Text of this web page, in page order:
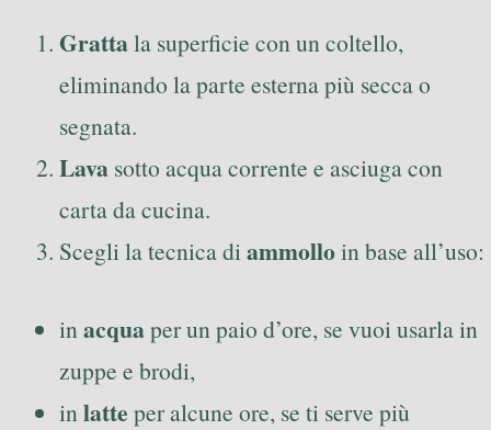
Grattala superficie con un coltello,
eliminando la parte esterna più secca o
segnata.
Lava sotto acqua corrente e asciuga con
carta da cucina.
Scegli la tecnica diammolloin base all’uso:
in acquaper un paio d’ore, se vuoi usarla in
zuppe e brodi,
in latte per alcune ore, se ti serve più